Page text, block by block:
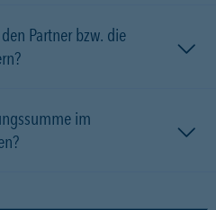
Partner bzw. die
im